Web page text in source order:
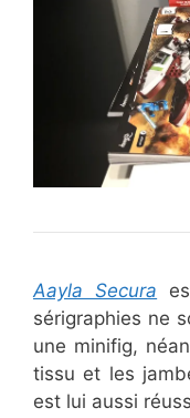
Aayla Secura
sérigraphies ne
une minifig,
tissu et les
est lui aussi